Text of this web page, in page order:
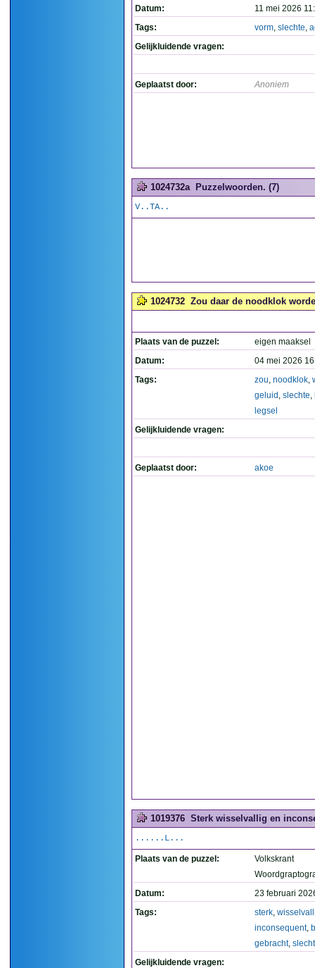
Datum:
11 mei 2026
Tags:
vorm, slechte,
Gelijkluidende vragen:
Geplaatst door: Anoniem
1024732a Puzzelwoorden. (7)
V..TA..
1024732 Zou daar de noodklok
Plaats van de puzzel:
eigen maaksel
Datum:
04 mei 2026
Tags:
zou, noodklok,
geluid , slechte,
legsel
Gelijkluidende vragen:
Geplaatst door: akoe
1019376 Sterk wisselvallig en
......L...
Plaats van de puzzel:
Volkskrant
Datum:
23 februari
Tags:
sterk,
inconsequent,
gebracht,
Gelijkluidende vragen: